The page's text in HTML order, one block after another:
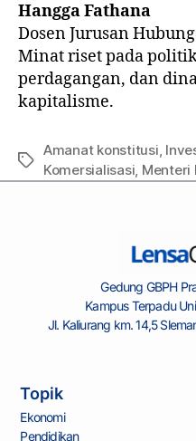
Hangga Fathana
Dosen Jurusan
Minat riset pada
perdagangan, dan
kapitalisme.
Amanat konstitusi,
Komersialisasi, Menteri
Gedung GBPH
Kampus Terpadu
Jl. Kaliurang km. 14,5
Topik
Ekonomi
Pendidikan